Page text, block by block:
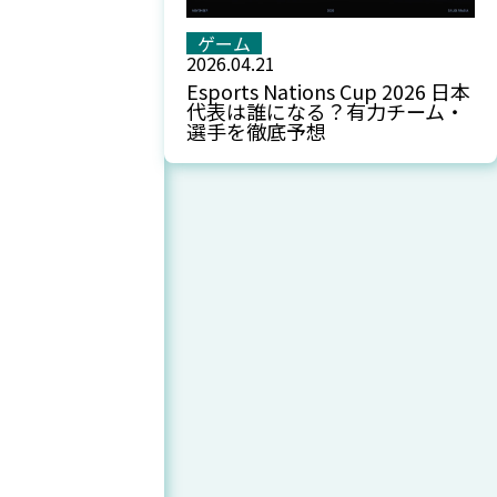
ゲーム
2026.04.21
Esports Nations Cup 2026 日本
代表は誰になる？有力チーム・
選手を徹底予想